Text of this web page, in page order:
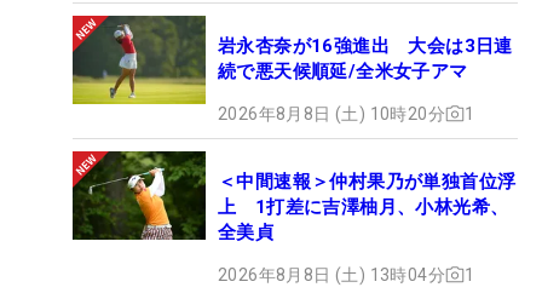
岩永杏奈が16強進出 大会は3日連
続で悪天候順延/全米女子アマ
2026年8月8日 (土) 10時20分 1
＜中間速報＞仲村果乃が単独首位浮
上 1打差に吉澤柚月、小林光希、
全美貞
2026年8月8日 (土) 13時04分 1